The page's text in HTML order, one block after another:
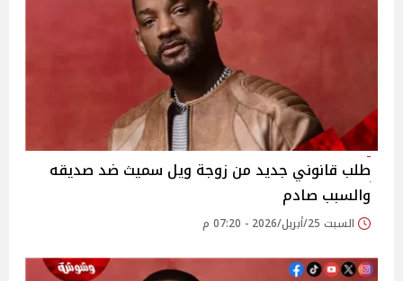
طلب قانوني جديد من زوجة ويل سميث ضد صديقه
والسبب صادم
السبت 25/أبريل/2026 - 07:20 م